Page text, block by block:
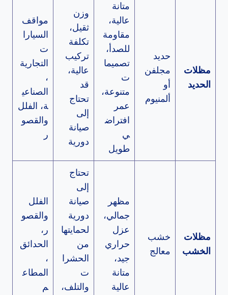
مظلات
الحديد
حديد
مجلفن
أو
ألمنيوم
متانة
عالية،
مقاومة
للصدأ،
تصميما
ت
متنوعة،
عمر
افتراض
ي
طويل
وزن
ثقيل،
تكلفة
تركيب
عالية،
قد
تحتاج
إلى
صيانة
دورية
مواقف
السيارا
ت
التجارية
،
الصناعي
ة، الفلل
والقصو
ر
مظلات
الخشب
خشب
معالج
مظهر
جمالي،
عزل
حراري
جيد،
متانة
عالية
تحتاج
إلى
صيانة
دورية
لحمايتها
من
الحشرا
ت
والتلف،
الفلل
والقصو
ر،
الحدائق
،
المطاع
م